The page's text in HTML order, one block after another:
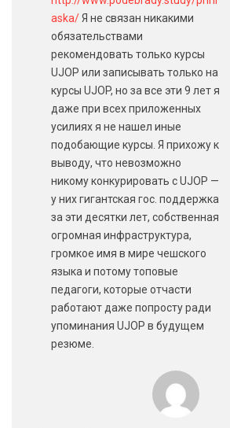
aska/Я не связан никакими
обязательствами
рекомендовать только курсы
UJOP или записывать только на
курсы UJOP, но за все эти 9 лет я
даже при всех приложенных
усилиях я не нашел иные
подобающие курсы. Я прихожу к
выводу, что невозможно
никому конкурировать с UJOP —
у них гигантская гос. поддержка
за эти десятки лет, собственная
огромная инфраструктура,
громкое имя в мире чешского
языка и потому топовые
педагоги, которые отчасти
работают даже попросту ради
упоминания UJOP в будущем
резюме.